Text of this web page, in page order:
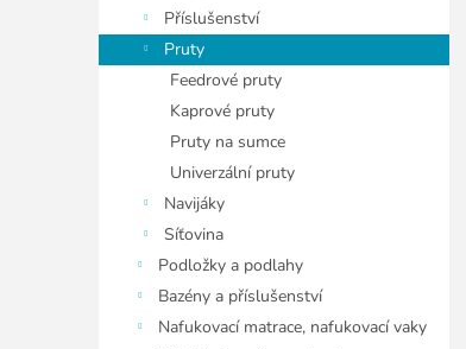
Příslušenství
Pruty
Feedrové pruty
Kaprové pruty
Pruty na sumce
Univerzální pruty
Navijáky
Síťovina
Podložky a podlahy
Bazény a příslušenství
Nafukovací matrace, nafukovací vaky